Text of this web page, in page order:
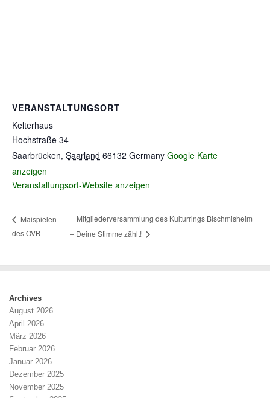
VERANSTALTUNGSORT
Kelterhaus
Hochstraße 34
Saarbrücken, Saarland 66132 Germany Google Karte
anzeigen
Veranstaltungsort-Website anzeigen
Maispielen
des OVB
Mitgliederversammlung des Kulturrings Bischmisheim
– Deine Stimme zählt!
Archives
August 2026
April 2026
März 2026
Februar 2026
Januar 2026
Dezember 2025
November 2025